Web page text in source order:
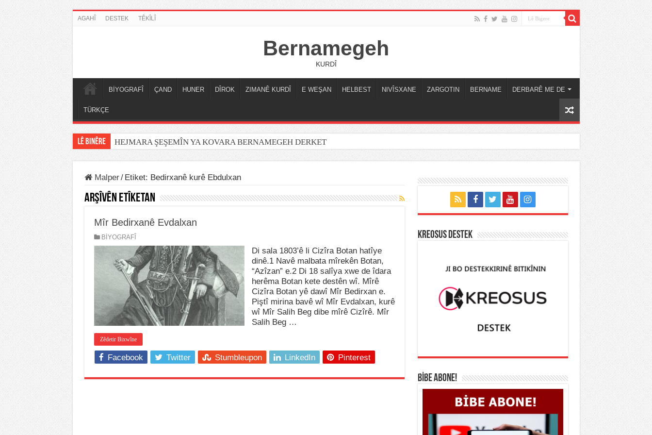
AGAHÎ DESTEK TÊKÎLÎ
Bernamegeh
KURDÎ
BİYOGRAFÎ ÇAND HUNER DÎROK ZIMANÊ KURDÎ E WEŞAN HELBEST NIVÎSXANE ZARGOTIN BERNAME DERBARÊ ME DE
TÜRKÇE
LÊ BINÊRE HEJMARA ŞEŞEMÎN YA KOVARA BERNAMEGEH DERKET
Malper/ Etiket: Bedirxanê kurê Ebdulxan
Arşîvên Etîketan
Mîr Bedirxanê Evdalxan
BİYOGRAFÎ
Di sala 1803’ê li Cizîra Botan hatîye
dinê.1 Navê malbata mîrekên Botan,
“Azîzan” e.2 Di 18 salîya xwe de îdara
herêma Botan kete destên wî. Mîrê
Cizîra Botan yê dawî Mîr Bedirxan e.
Piştî mirina bavê wî Mîr Evdalxan, kurê
wî Mîr Salih Beg dibe mîrê Cizîrê. Mîr
Salih Beg …
Zêdetir Bixwîne
Facebook Twitter Stumbleupon LinkedIn Pinterest
KREOSUS DESTEK
BİBE ABONE!